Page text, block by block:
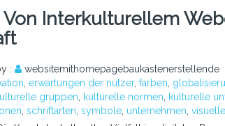
Interkulturellem
: websitemithomepagebaukastenerstellende
, erwartungen der nutzer, farben,
gruppen, kulturelle normen, kulturelle
, schriftarten, symbole, unternehmen,